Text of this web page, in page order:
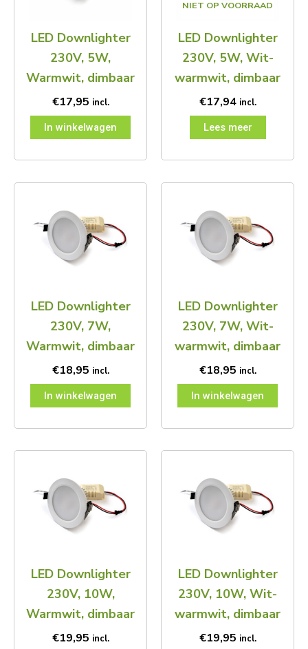
LED Downlighter
230V, 5W,
Warmwit, dimbaar
€17,95 incl.
In winkelwagen
NIET OP VOORRAAD
LED Downlighter
230V, 5W, Wit-
warmwit, dimbaar
€17,94 incl.
Lees meer
LED Downlighter
230V, 7W,
Warmwit, dimbaar
€18,95 incl.
In winkelwagen
LED Downlighter
230V, 7W, Wit-
warmwit, dimbaar
€18,95 incl.
In winkelwagen
LED Downlighter
230V, 10W,
Warmwit, dimbaar
€19,95 incl.
LED Downlighter
230V, 10W, Wit-
warmwit, dimbaar
€19,95 incl.